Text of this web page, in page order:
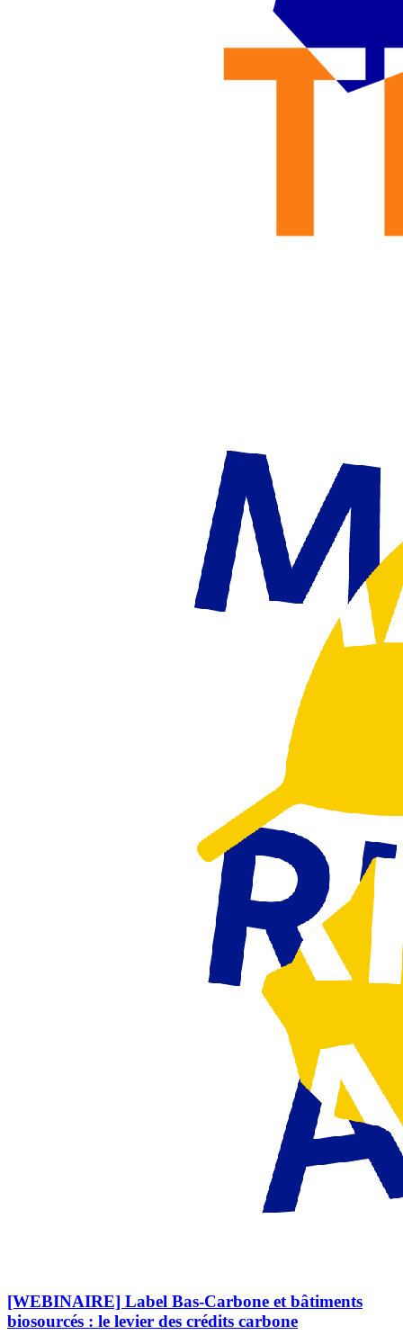
[WEBINAIRE] Label Bas-Carbone et bâtiments
biosourcés : le levier des crédits carbone